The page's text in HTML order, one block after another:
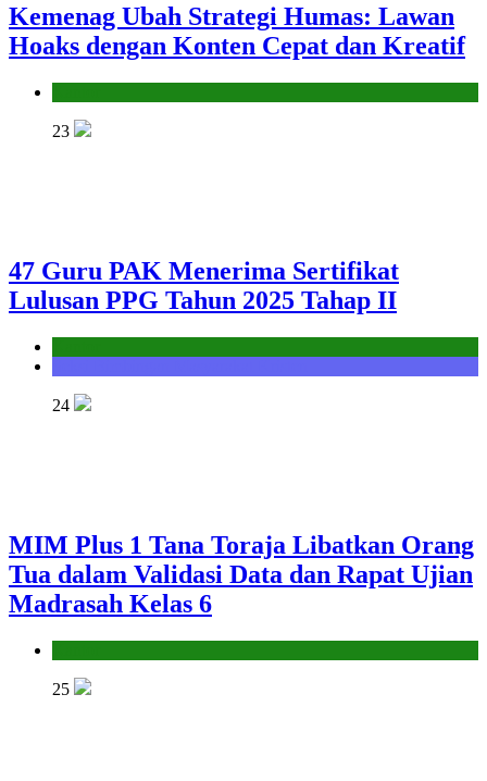
Kemenag Ubah Strategi Humas: Lawan
Hoaks dengan Konten Cepat dan Kreatif
23
47 Guru PAK Menerima Sertifikat
Lulusan PPG Tahun 2025 Tahap II
24
MIM Plus 1 Tana Toraja Libatkan Orang
Tua dalam Validasi Data dan Rapat Ujian
Madrasah Kelas 6
25